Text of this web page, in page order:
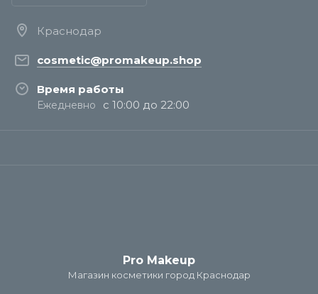
Краснодар
cosmetic@promakeup.shop
Время работы
Ежедневно с 10:00 до 22:00
Pro Makeup
Магазин косметики город Краснодар